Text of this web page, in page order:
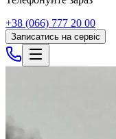
+38 (066) 777 20 00
Записатись на сервіс